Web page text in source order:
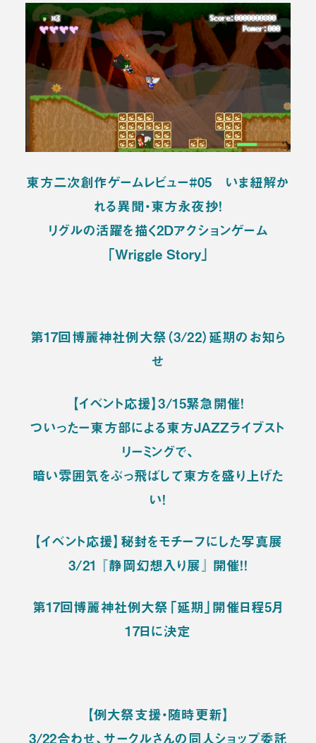
東方二次創作ゲームレビュー#05 いま紐解か
れる異聞・東方永夜抄！
リグルの活躍を描く2Dアクションゲーム
「Wriggle Story」
第17回博麗神社例大祭（3/22）延期のお知ら
せ
【イベント応援】3/15緊急開催！
ついったー東方部による東方JAZZライブスト
リーミングで、
暗い雰囲気をぶっ飛ばして東方を盛り上げた
い！
【イベント応援】秘封をモチーフにした写真展
3/21 『静岡幻想入り展』 開催！！
第17回博麗神社例大祭「延期」開催日程5月
17日に決定
【例大祭支援・随時更新】
3/22合わせ、サークルさんの同人ショップ委託